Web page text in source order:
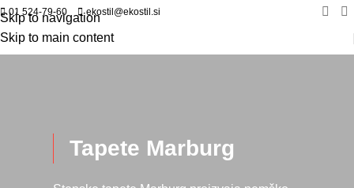
Skip to navigation
Skip to main content
01 524-79-60 ekostil@ekostil.si
Tapete Marburg